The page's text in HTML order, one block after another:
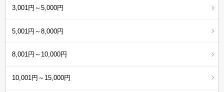
3,001円～5,000円
5,001円～8,000円
8,001円～10,000円
10,001円～15,000円